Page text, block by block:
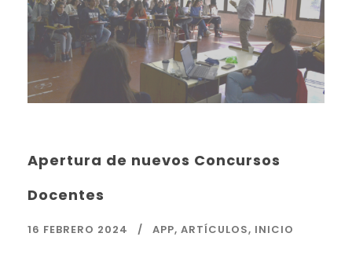
Apertura de nuevos Concursos
Docentes
16 FEBRERO 2024 APP, ARTÍCULOS, INICIO